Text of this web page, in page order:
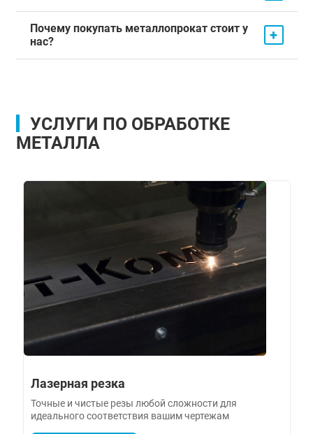
Почему покупать металлопрокат стоит у
нас?
+
УСЛУГИ ПО ОБРАБОТКЕ
МЕТАЛЛА
Лазерная резка
Точные и чистые резы любой сложности для
идеального соответствия вашим чертежам